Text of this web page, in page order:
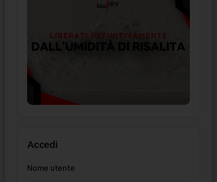
Accedi
Nome utente